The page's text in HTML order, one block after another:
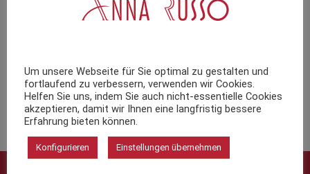
109,00€
zzgl. Versandkosten
Um unsere Webseite für Sie optimal zu gestalten und
fortlaufend zu verbessern, verwenden wir Cookies.
Helfen Sie uns, indem Sie auch nicht-essentielle Cookies
akzeptieren, damit wir Ihnen eine langfristig bessere
Erfahrung bieten können.
Konfigurieren Einstellungen übernehmen